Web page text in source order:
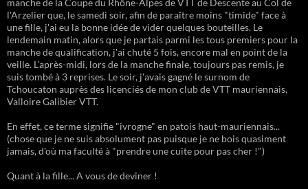
l'Arzelier que, le samedi soir, afin de paraître moins "timide" face à
une fille, j'ai eu la bonne idée de vider quelques bouteilles. Le
lendemain matin, alors que je partais parmi les tous premiers pour la
manche de qualification, j'ai chuté 5 fois, encore mal en point de la
veille. L'après-midi, lors de la manche finale, toujours pas remis, je
suis tombé à 3 reprises. Le soir, j'avais gagné le surnom de
Tchoucaton auprès des licenciés de mon club de VTT mauriennais,
Valloire Galibier VTT.
En effet, ce terme signifie "ivrogne" en patois haut-mauriennais...
(chose que je ne suis absolument pas puisque je ne bois quasiment
jamais, d'où ma faculté à "prendre une cuite pour pas cher !")
Quant à la fille... A vous de deviner !